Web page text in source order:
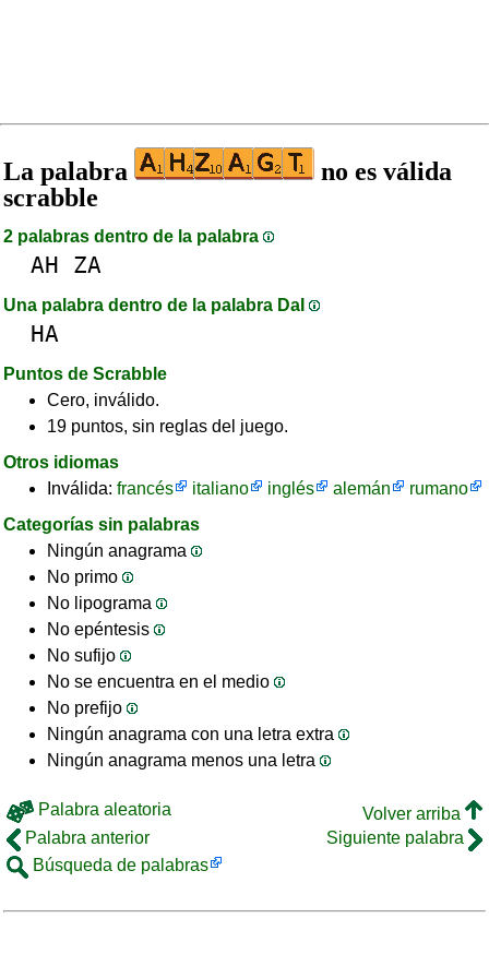
La palabra
no es válida
scrabble
2 palabras dentro de la palabra
AH ZA
Una palabra dentro de la palabra DaI
HA
Puntos de Scrabble
Cero, inválido.
19 puntos, sin reglas del juego.
Otros idiomas
Inválida: francés italiano inglés alemán
rumano
Categorías sin palabras
Ningún anagrama
No primo
No lipograma
No epéntesis
No sufijo
No se encuentra en el medio
No prefijo
Ningún anagrama con una letra extra
Ningún anagrama menos una letra
Palabra aleatoria
Volver arriba
Palabra anterior
Siguiente palabra
Búsqueda de palabras